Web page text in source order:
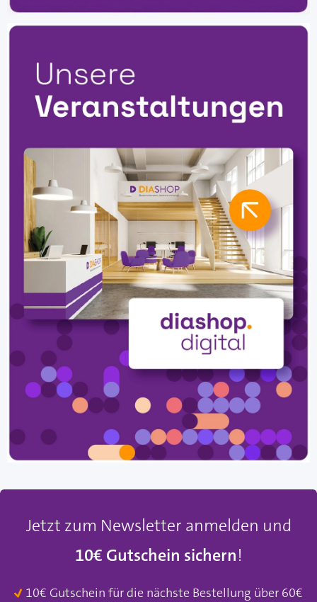
Jetzt zum Newsletter anmelden und
10€ Gutschein sichern!
10€ Gutschein für die nächste Bestellung über 60€